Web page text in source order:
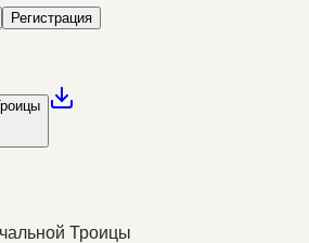
Регистрация
Троицы